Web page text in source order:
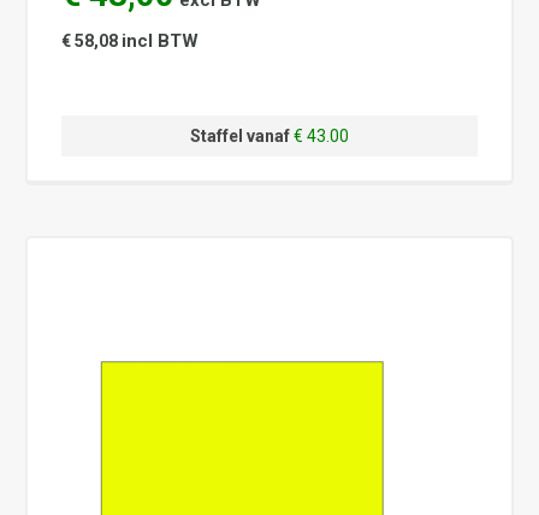
€ 58,08 incl BTW
Staffel vanaf€ 43.00